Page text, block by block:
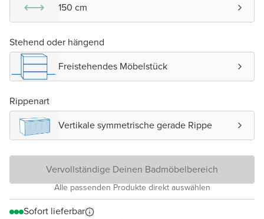
150 cm
Stehend oder hängend
Freistehendes Möbelstück
Rippenart
Vertikale symmetrische gerade Rippe
Vervollständige Deinen Badmöbelbereich
Alle passenden Produkte direkt auswählen
Sofort lieferbar